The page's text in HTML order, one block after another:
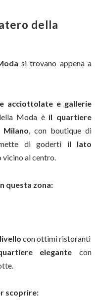
della
si trovano appena a
acciottolate e gallerie
Moda è il quartiere
, con boutique di
di goderti il lato
vicino al centro.
questa zona:
con ottimi ristoranti
elegante con
scoprire: